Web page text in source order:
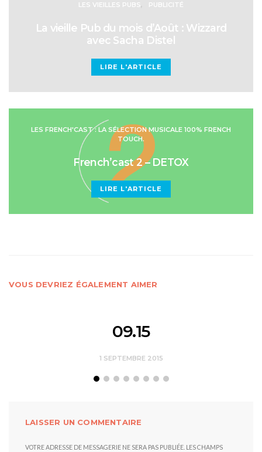
LES VIEILLES PUBS PUBLICITÉ
La vieille Pub du mois d’Août : Wizzard
avec Sacha Distel
LIRE L'ARTICLE
LES FRENCH'CAST : LA SÉLECTION MUSICALE 100% FRENCH
TOUCH.
French’cast 2 – DETOX
LIRE L'ARTICLE
VOUS DEVRIEZ ÉGALEMENT AIMER
09.15
1 SEPTEMBRE 2015
LAISSER UN COMMENTAIRE
VOTRE ADRESSE DE MESSAGERIE NE SERA PAS PUBLIÉE. LES CHAMPS